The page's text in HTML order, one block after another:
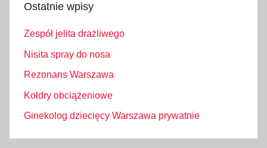
Ostatnie wpisy
Zespół jelita drażliwego
Nisita spray do nosa
Rezonans Warszawa
Kołdry obciążeniowe
Ginekolog dziecięcy Warszawa prywatnie